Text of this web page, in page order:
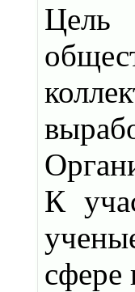
Цель
К
сфере